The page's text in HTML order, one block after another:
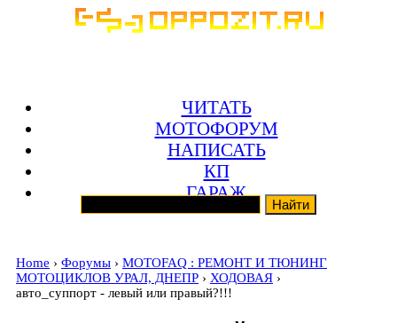
ЧИТАТЬ
МОТОФОРУМ
НАПИСАТЬ
КП
ГАРАЖ
Home › Форумы › MOTOFAQ : РЕМОНТ И ТЮНИНГ
МОТОЦИКЛОВ УРАЛ, ДНЕПР › ХОДОВАЯ ›
авто_суппорт - левый или правый?!!!